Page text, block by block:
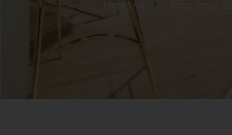
Начало